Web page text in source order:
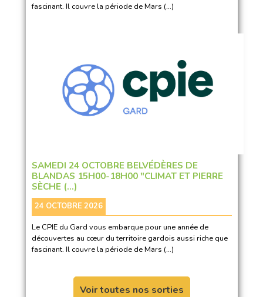
fascinant. Il couvre la période de Mars (…)
SAMEDI 24 OCTOBRE BELVÉDÈRES DE
BLANDAS 15H00-18H00 "CLIMAT ET PIERRE
SÈCHE (…)
24 OCTOBRE 2026
Le CPIE du Gard vous embarque pour une année de
découvertes au cœur du territoire gardois aussi riche que
fascinant. Il couvre la période de Mars (…)
Voir toutes nos sorties